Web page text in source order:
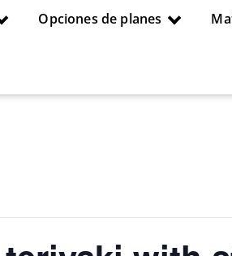
Opciones de planes